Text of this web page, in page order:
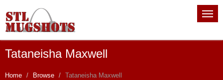
Tataneisha Maxwell
Home Browse Tataneisha Maxwell